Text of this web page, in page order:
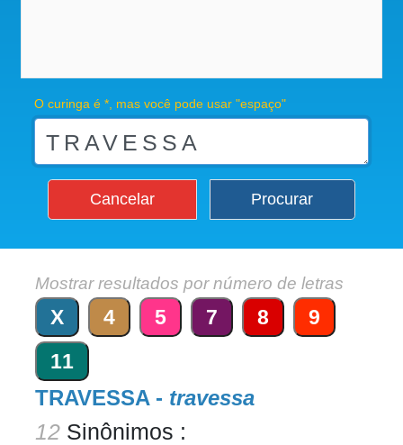
O curinga é *, mas você pode usar "espaço"
Cancelar Procurar
Mostrar resultados por número de letras
X 4 5 7 8
9
11
TRAVESSA - travessa
12 Sinônimos :